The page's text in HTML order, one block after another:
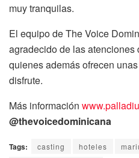
muy tranquilas.
El equipo de The Voice
agradecido de las
quienes además ofrecen
disfrute.
Más información
@thevoicedominicana
Tags: casting hoteles